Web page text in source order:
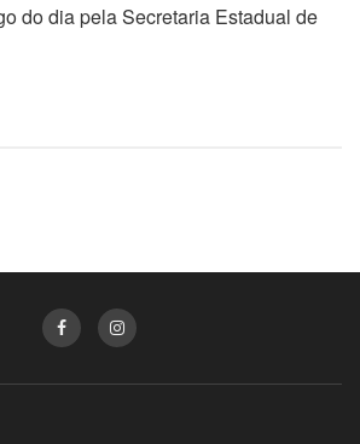
do dia pela Secretaria Estadual de